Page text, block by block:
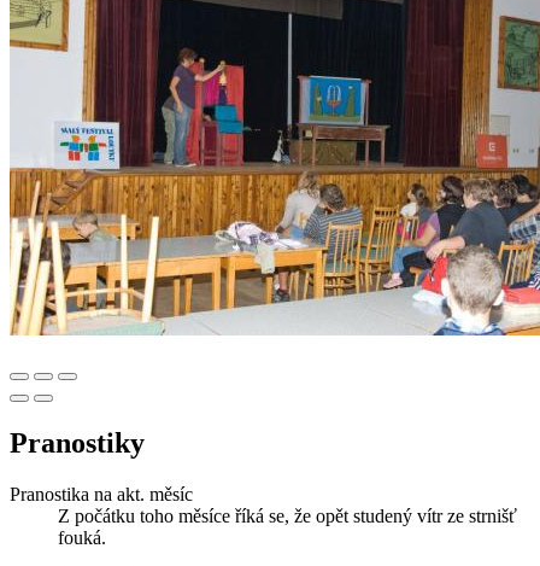
Pranostiky
Pranostika na akt. měsíc
Z počátku toho měsíce říká se, že opět studený vítr ze strnišť
fouká.